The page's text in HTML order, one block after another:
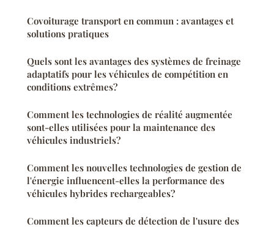
Covoiturage transport en commun : avantages et
solutions pratiques
Quels sont les avantages des systèmes de freinage
adaptatifs pour les véhicules de compétition en
conditions extrêmes?
Comment les technologies de réalité augmentée
sont-elles utilisées pour la maintenance des
véhicules industriels?
Comment les nouvelles technologies de gestion de
l'énergie influencent-elles la performance des
véhicules hybrides rechargeables?
Comment les capteurs de détection de l'usure des